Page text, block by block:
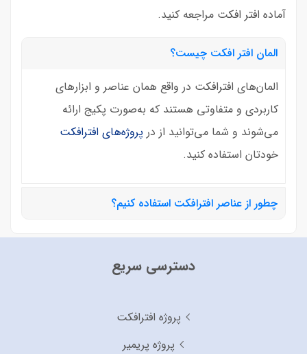
آماده افتر افکت مراجعه کنید.
المان افتر افکت چیست؟
المان‌های افترافکت در واقع همان عناصر و ابزارهای
کاربردی و متفاوتی هستند که به‌صورت پکیج ارائه
می‌شوند و شما می‌توانید از در پروژه‌های افترافکت
خودتان استفاده کنید.
چطور از عناصر افترافکت استفاده کنیم؟
دسترسی سریع
پروژه افترافکت
پروژه پریمیر